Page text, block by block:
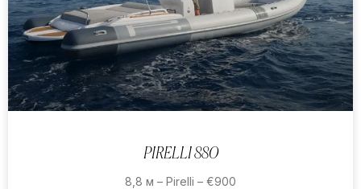
PIRELLI 880
8,8 м – Pirelli – €900